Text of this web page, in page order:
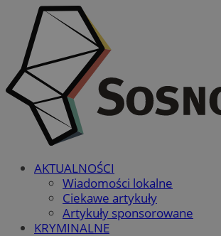
AKTUALNOŚCI
Wiadomości lokalne
Ciekawe artykuły
Artykuły sponsorowane
KRYMINALNE